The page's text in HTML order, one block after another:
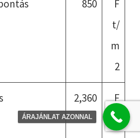
850
F
t/
m
2
2,360
F
t/
ÁRAJÁNLAT AZONNAL